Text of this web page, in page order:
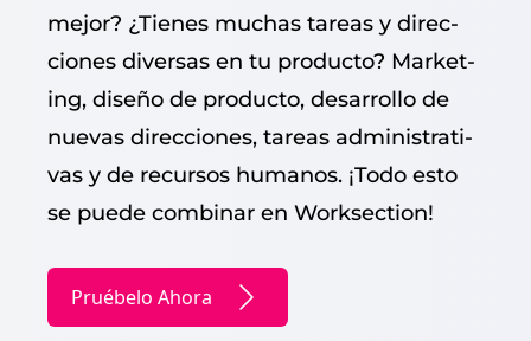
mejor? ¿Tienes muchas tar­eas y direc­
ciones diver­sas en tu pro­duc­to? Mar­ket­
ing, dis­eño de pro­duc­to, desar­rol­lo de
nuevas direc­ciones, tar­eas admin­is­tra­ti­
vas y de recur­sos humanos. ¡Todo esto
se puede com­bi­nar en Worksection!
Pruébelo Ahora